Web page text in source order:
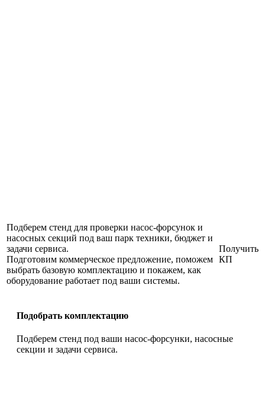
Подберем стенд для проверки насос-форсунок и
насосных секций под ваш парк техники, бюджет и
задачи сервиса.
Подготовим коммерческое предложение, поможем
выбрать базовую комплектацию и покажем, как
оборудование работает под ваши системы.
Получить
КП
Подобрать комплектацию
Подберем стенд под ваши насос-форсунки, насосные
секции и задачи сервиса.